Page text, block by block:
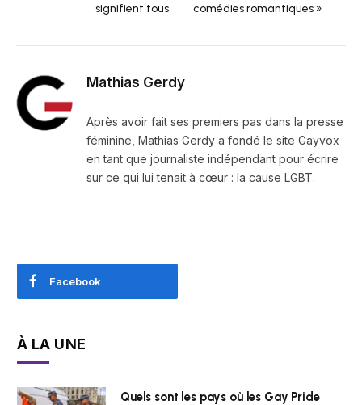
signifient tous
comédies romantiques »
Mathias Gerdy
Après avoir fait ses premiers pas dans la presse
féminine, Mathias Gerdy a fondé le site Gayvox
en tant que journaliste indépendant pour écrire
sur ce qui lui tenait à cœur : la cause LGBT.
Facebook
À LA UNE
Quels sont les pays où les Gay Pride